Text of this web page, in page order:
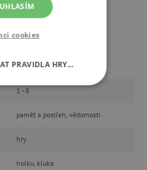
-20 %
Albi
1–8
paměť a postřeh, vědomosti
hry
holku, kluka
cookies
PRAVIDLA HRY…
COOKIES
COOKIES
COOKIES